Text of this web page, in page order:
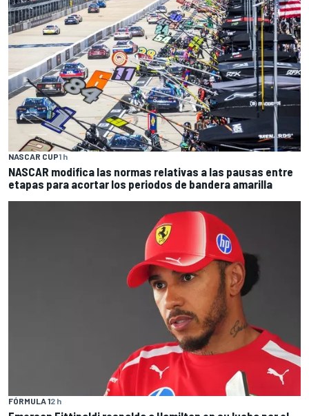
NASCAR CUP1 h
NASCAR modifica las normas relativas a las pausas entre
etapas para acortar los periodos de bandera amarilla
FÓRMULA 12 h